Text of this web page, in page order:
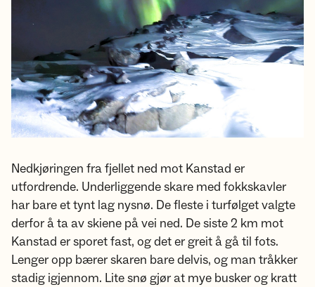
Nedkjøringen fra fjellet ned mot Kanstad er
utfordrende. Underliggende skare med fokkskavler
har bare et tynt lag nysnø. De fleste i turfølget valgte
derfor å ta av skiene på vei ned. De siste 2 km mot
Kanstad er sporet fast, og det er greit å gå til fots.
Lenger opp bærer skaren bare delvis, og man tråkker
stadig igjennom. Lite snø gjør at mye busker og kratt